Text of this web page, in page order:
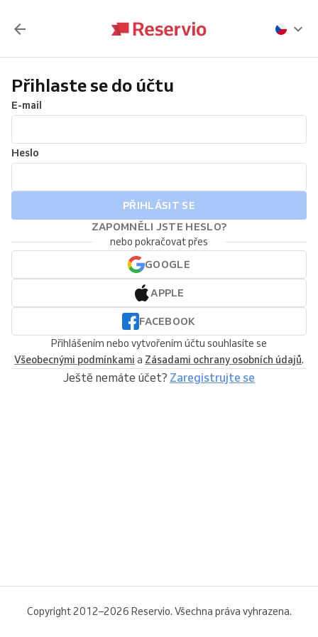
Přihlaste se do účtu
E-mail
Heslo
PŘIHLÁSIT SE
ZAPOMNĚLI JSTE HESLO?
nebo pokračovat přes
GOOGLE
APPLE
FACEBOOK
Přihlášením nebo vytvořením účtu souhlasíte se
Všeobecnými podmínkami a Zásadami ochrany osobních údajů.
Ještě nemáte účet? Zaregistrujte se
Copyright 2012–2026 Reservio. Všechna práva vyhrazena.